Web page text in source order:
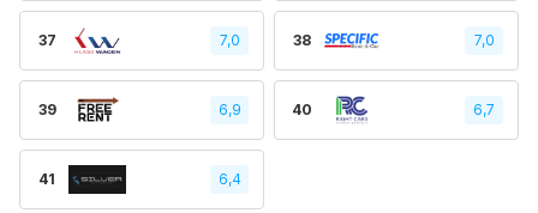
37 7,0 38 7,0
39 6,9 40 6,7
41 6,4